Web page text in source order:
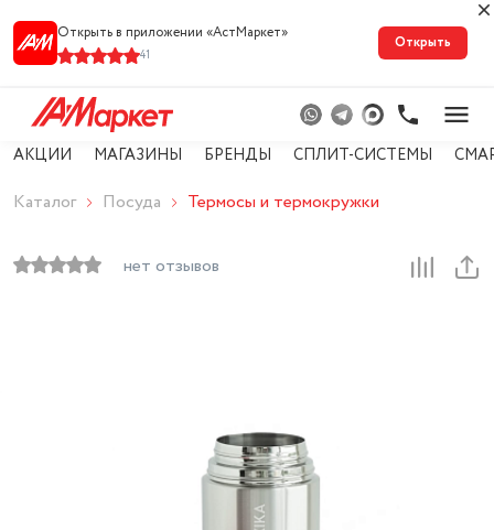
Открыть в приложении «АстМарке‪т‬»
41
Открыть
АКЦИИ МАГАЗИНЫ БРЕНДЫ СПЛИТ-СИСТЕМЫ
Каталог Посуда Термосы и термокружки
нет отзывов